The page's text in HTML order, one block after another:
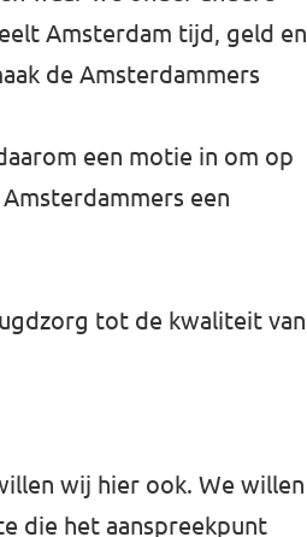
Amsterdam tijd, geld en
de Amsterdammers
een motie in om op
een
tot de kwaliteit van
wij hier ook. We willen
die het aanspreekpunt